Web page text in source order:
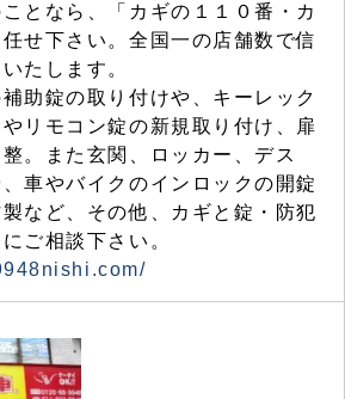
となら、「カギの１１０番・カ
せ下さい。全国一の店舗数で信
たします。
助錠の取り付けや、キーレック
リモコン錠の新規取り付け、扉
。また玄関、ロッカー、デス
車やバイクのインロックの開錠
など、その他、カギと錠・防犯
ご相談下さい。